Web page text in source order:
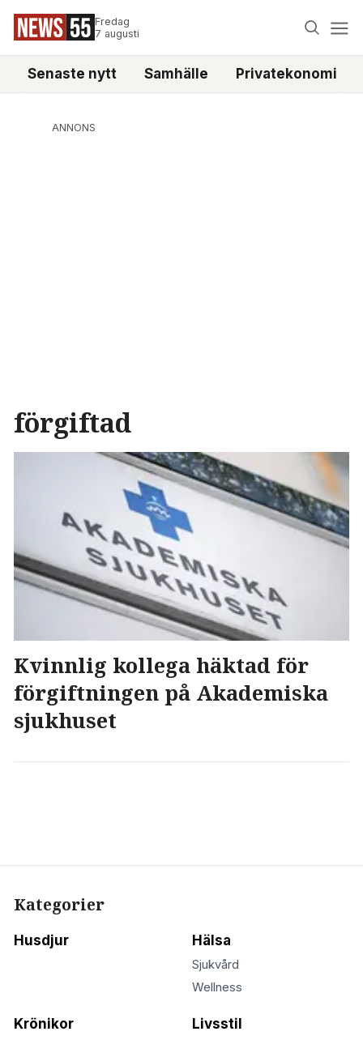
Fredag
7 augusti
Senaste nytt Samhälle Privatekonomi
ANNONS
förgiftad
Kvinnlig kollega häktad för
förgiftningen på Akademiska
sjukhuset
Kategorier
Husdjur Hälsa
Sjukvård
Wellness
Krönikor Livsstil